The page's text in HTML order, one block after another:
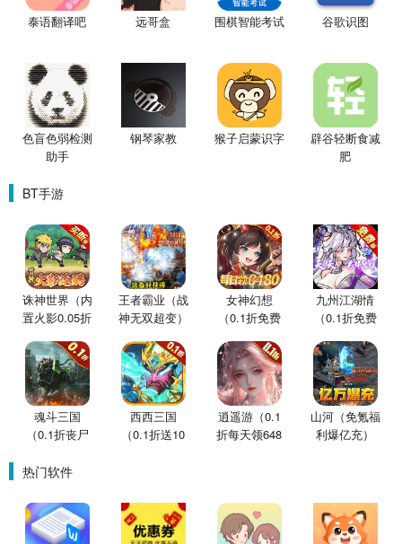
泰语翻译吧 远哥盒 围棋智能考试 谷歌识图
色盲色弱检测
助手
钢琴家教 猴子启蒙识字
辟谷轻断食减
肥
BT手游
诛神世界（内
置火影0.05折
王者霸业（战
神无双超变）
女神幻想
（0.1折免费
九州江湖情
（0.1折免费
魂斗三国
（0.1折丧尸
西西三国
（0.1折送10
逍遥游（0.1
折每天领648
山河（免氪福
利爆亿充）
热门软件